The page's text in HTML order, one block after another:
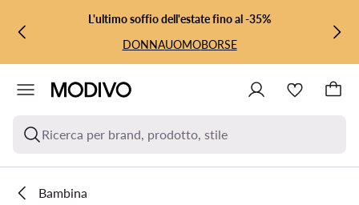
VAI AL CONTENUTO PRINCIPALE
VAI ALLA RICERCAL'ultimo soffio dell'estate fino al -35%
DONNAUOMOBORSE
Ricerca per brand, prodotto, stile
Bambina